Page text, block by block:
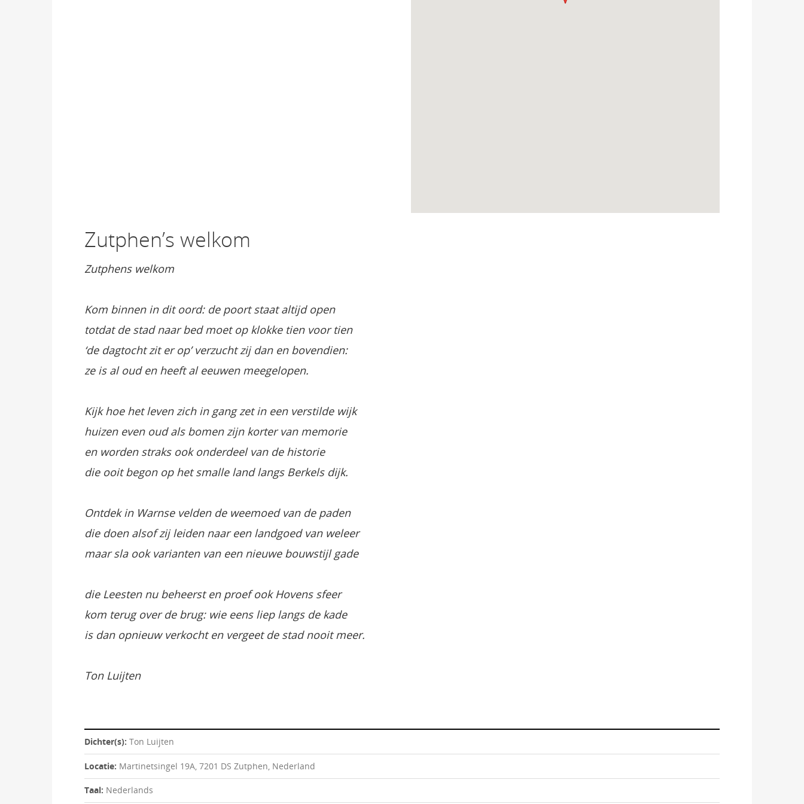
Zutphen’s welkom
Zutphens welkom
Kom binnen in dit oord: de poort staat altijd open
totdat de stad naar bed moet op klokke tien voor tien
‘de dagtocht zit er op’ verzucht zij dan en bovendien:
ze is al oud en heeft al eeuwen meegelopen.
Kijk hoe het leven zich in gang zet in een verstilde wijk
huizen even oud als bomen zijn korter van memorie
en worden straks ook onderdeel van de historie
die ooit begon op het smalle land langs Berkels dijk.
Ontdek in Warnse velden de weemoed van de paden
die doen alsof zij leiden naar een landgoed van weleer
maar sla ook varianten van een nieuwe bouwstijl gade
die Leesten nu beheerst en proef ook Hovens sfeer
kom terug over de brug: wie eens liep langs de kade
is dan opnieuw verkocht en vergeet de stad nooit meer.
Ton Luijten
Dichter(s): Ton Luijten
Locatie: Martinetsingel 19A, 7201 DS Zutphen, Nederland
Taal: Nederlands